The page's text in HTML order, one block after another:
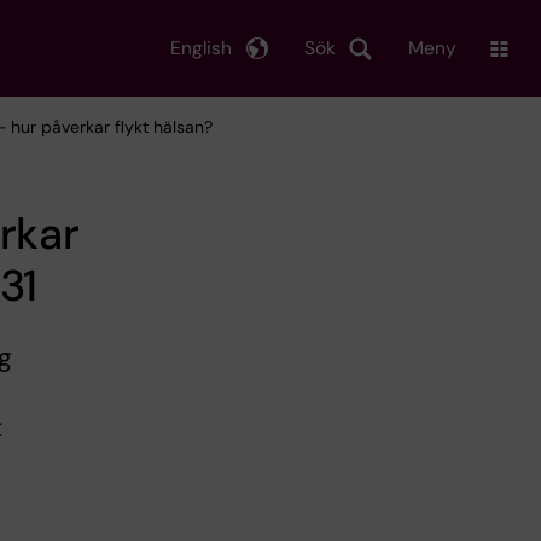
Sök
English Meny
hur påverkar flykt hälsan?